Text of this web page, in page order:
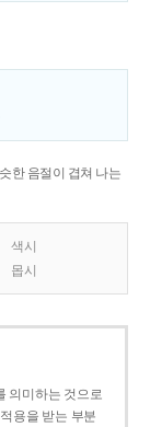
한 음절이 겹쳐 나는
색시
몹시
의미하는 것으로
용을 받는 부분